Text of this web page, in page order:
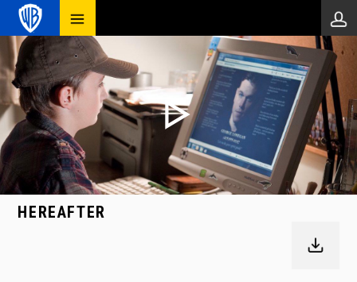
HEREAFTER